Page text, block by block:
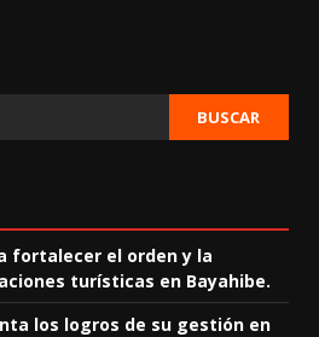
BUSCAR
fortalecer el orden y la
turísticas en Bayahibe.
los logros de su gestión en